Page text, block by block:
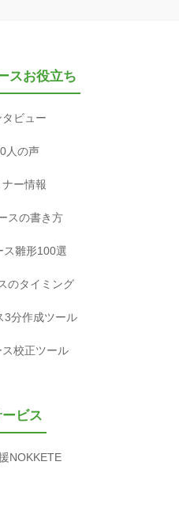
スお役立ち
ビュー
人の声
ー情報
スの書き方
ス雛形100選
のタイミング
3分作成ツール
校正ツール
ビス
NOKKETE